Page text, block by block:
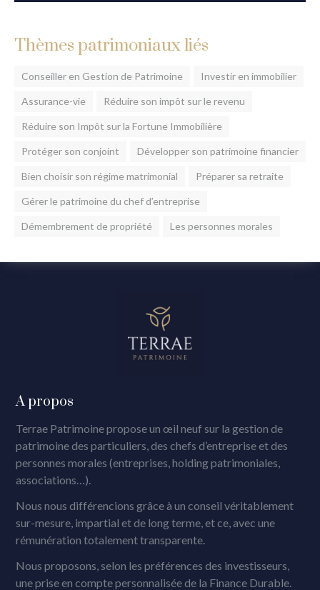
Thèmes patrimoniaux liés
Conseiller en Gestion de Patrimoine Investir en immobilier
Assurance-vie Réduire son impôt sur le revenu
Réduire son Impôt sur la Fortune Immobilière
Protéger son conjoint Développer son patrimoine financier
Bien choisir son régime matrimonial Préparer sa retraite
Gérer le patrimoine du chef d’entreprise
Démembrement de propriété Les personnes morales
A propos
Terrae Patrimoine propose un œil neuf sur la gestion de
patrimoine des particuliers, des chefs d’entreprise et des
personnes morales (entreprises, holding patrimoniales,
associations…).
Nous nous différencions grâce à un conseil véritablement
sur-mesure, impartial et de long terme, et ce, avec une
rémunération totalement transparente.
Nous proposons, selon les préférences des investisseurs,
une prise en compte personnalisée de la Finance Durable.